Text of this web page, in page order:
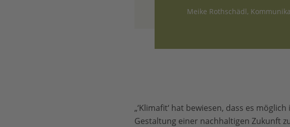
Meike Rothschädl,
„‘Klimafit‘ hat bewiesen, dass es
Gestaltung einer nachhaltigen Zukunft